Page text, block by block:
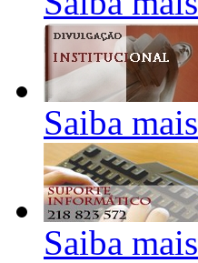
Saiba mais
Saiba mais